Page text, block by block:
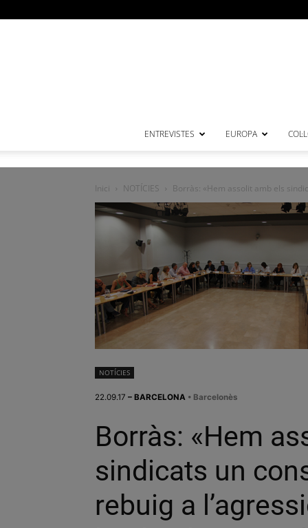
ENTREVISTES EUROPA
Inici NOTÍCIES Borràs: «Hem assolit amb els
NOTÍCIES
22.09.17 – BARCELONA • Barcelonès
Borràs: «Hem
sindicats un
rebuig a